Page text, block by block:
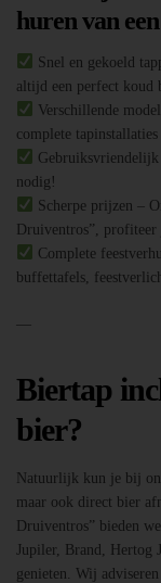
huren van
Snel en gekoeld
altijd een perfect koud
Verschillende
complete
Gebruiksvriendelijk
nodig!
Scherpe prijzen –
Druiventros”,
Complete
buffettafels,
—
Biertap
bier?
Natuurlijk kun je bij
maar ook direct bier
Druiventros” bieden
Jupiler, Brand, Hertog
genieten. Wij